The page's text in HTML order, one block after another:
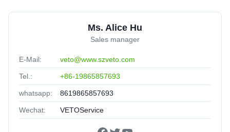
Ms. Alice Hu
Sales manager
E-Mail: veto@www.szveto.com
Tel.: +86-19865857693
whatsapp: 8619865857693
Wechat: VETOService